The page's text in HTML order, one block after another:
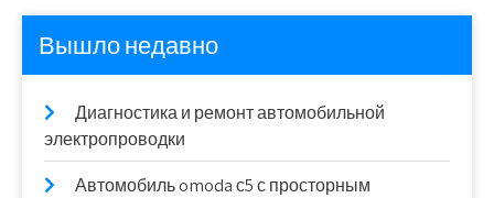
Вышло недавно
Диагностика и ремонт автомобильной
электропроводки
Автомобиль omoda с5 с просторным